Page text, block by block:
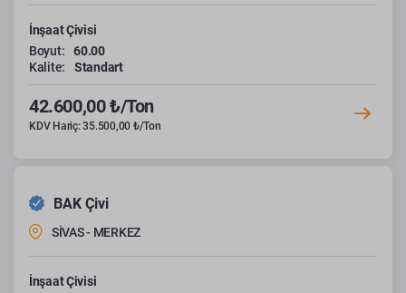
İnşaat Çivisi
Boyut:
60.00
Kalite:
Standart
42.600,00 ₺/Ton
KDV Hariç: 35.500,00 ₺/Ton
BAK Çivi
SİVAS - MERKEZ
İnşaat Çivisi